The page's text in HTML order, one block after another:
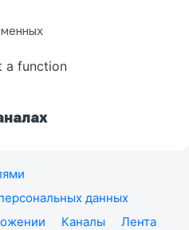
a function
данных
Каналы
Лента